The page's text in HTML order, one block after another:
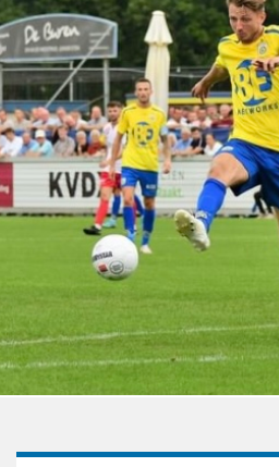
Nieuws
Vacatures
Join FC Lisse
Aanmelden voor proeftraining
Lid worden van FC Lisse
Word vrijwilliger
De Club van 100
Uitschrijven
Over FC Lisse
Organisatie
Informatie voor de Pers
Onze historie
Fysiotherapie voor leden